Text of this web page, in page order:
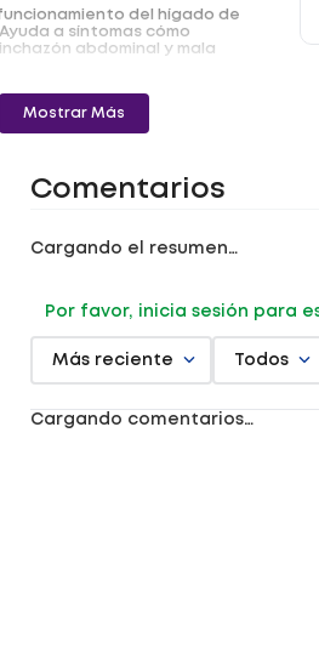
del hígado de
a síntomas cómo
abdominal y mala
Oral
Cascara sagrada(Rhamnus
officinale)2g.
PFM2014-0002328
¡No dejes que
tu vida! mejora tu bienestar
antes de
Mostrar Más
Comentarios
Cargando el resumen…
Por favor, inicia sesión para
Más reciente Todos
Cargando comentarios…